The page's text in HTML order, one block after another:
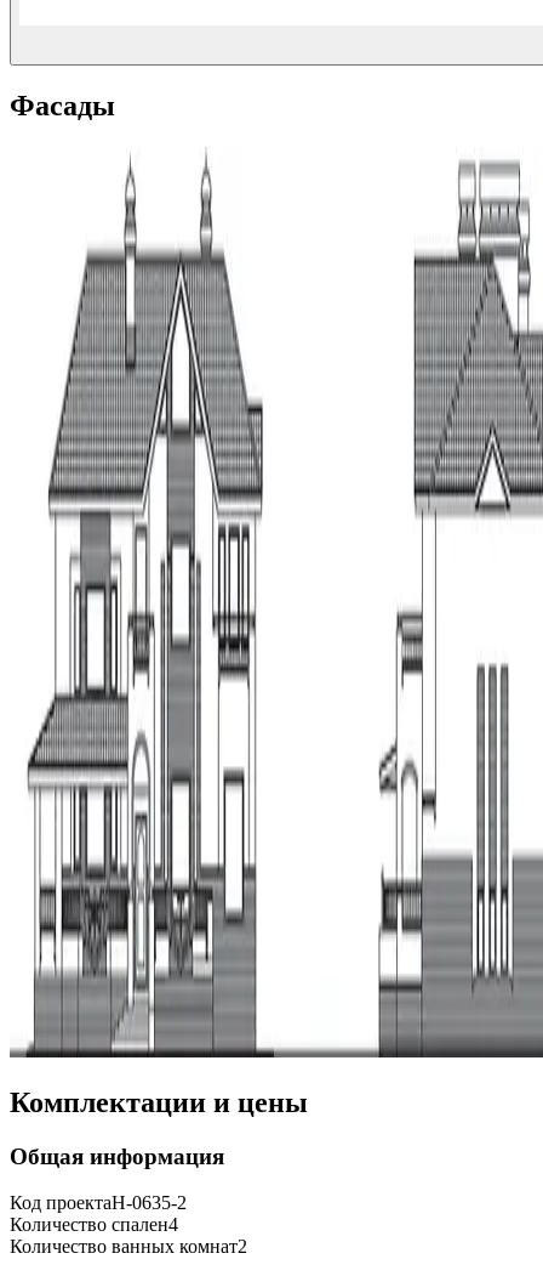
Фасады
Комплектации и цены
Общая информация
Код проектаH-0635-2
Количество спален4
Количество ванных комнат2